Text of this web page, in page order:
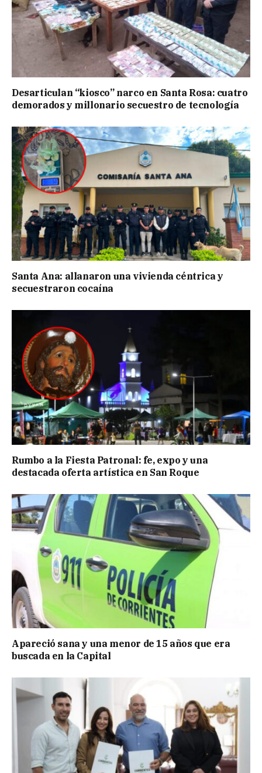
Desarticulan “kiosco” narco en Santa Rosa: cuatro
demorados y millonario secuestro de tecnología
Santa Ana: allanaron una vivienda céntrica y
secuestraron cocaína
Rumbo a la Fiesta Patronal: fe, expo y una
destacada oferta artística en San Roque
Apareció sana y una menor de 15 años que era
buscada en la Capital